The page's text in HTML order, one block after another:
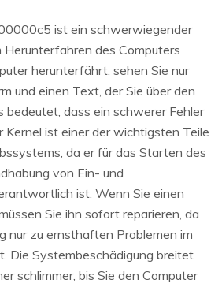
ist ein schwerwiegender
Herunterfahren des Computers
herunterfährt, sehen Sie nur
und einen Text, der Sie über den
bedeutet, dass ein schwerer Fehler
Kernel ist einer der wichtigsten Teile
da er für das Starten des
von Ein- und
ist. Wenn Sie einen
Sie ihn sofort reparieren, da
nur zu ernsthaften Problemen im
Die Systembeschädigung breitet
schlimmer, bis Sie den Computer